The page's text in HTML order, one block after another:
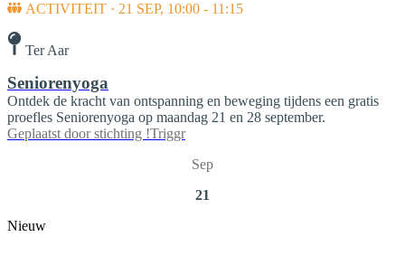
ACTIVITEIT · 21 SEP, 10:00 - 11:15
Ter Aar
Seniorenyoga
Ontdek de kracht van ontspanning en beweging tijdens een gratis
proefles Seniorenyoga op maandag 21 en 28 september.
Geplaatst door stichting !Triggr
Sep
21
Nieuw